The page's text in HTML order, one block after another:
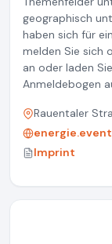
geographisch
haben sich für
melden Sie sich
an oder laden
Anmeldebogen
Rauentaler
Imprint